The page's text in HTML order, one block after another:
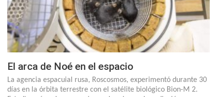
El arca de Noé en el espacio
La agencia espacuial rusa, Roscosmos, experimentó durante 30
días en la órbita terrestre con el satélite biológico Bion-M 2.